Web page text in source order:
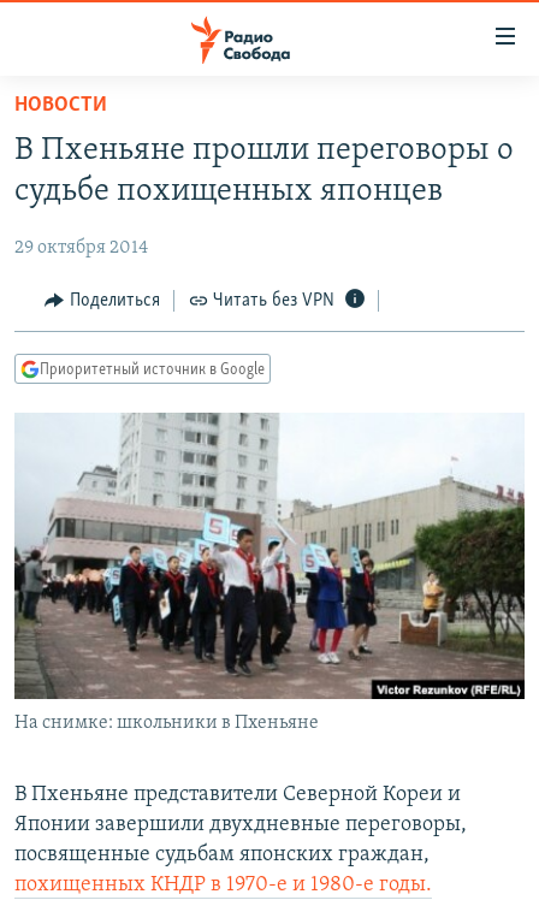
упрощенного
доступа
Вернуться
основному
Вернутся
главной
навигации
Вернутся
ПОДКАСТЫ
АВТОРСКИЕ ПРОЕКТЫ
ЦИТАТЫ СВОБОДЫ
МНЕНИЯ
IDEL.РЕАЛИИ
КАВКАЗ.РЕАЛИИ
СЕВЕР.РЕАЛИИ
СИБИРЬ.РЕАЛИИ
РАСПИСАНИЕ ВЕЩАНИЯ
ПОДПИШИТЕСЬ НА РАССЫЛКУ
СОЦИАЛЬНЫЕ СЕТИ
Все сайты РСЕ/РС
НОВОСТИ
В Пхеньяне прошли переговоры о
судьбе похищенных японцев
29 октября 2014
Поделиться Читать без VPN
Приоритетный источник в Google
На снимке: школьники в Пхеньяне
В Пхеньяне представители Северной Кореи и
Японии завершили двухдневные переговоры,
посвященные судьбам японских граждан,
похищенных КНДР в 1970-е и 1980-е годы.